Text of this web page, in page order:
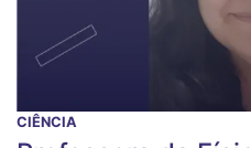
CIÊNCIA